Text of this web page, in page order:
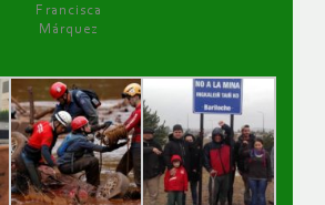
Francisca
Márquez